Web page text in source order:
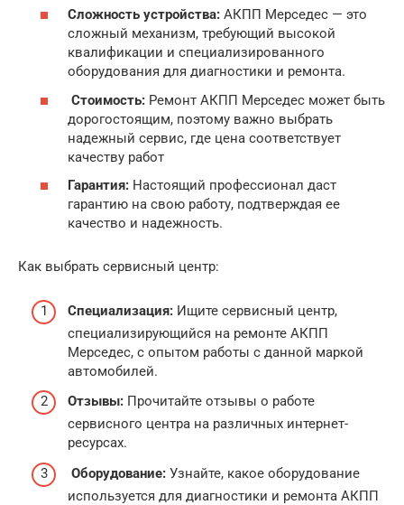
Сложность устройства: АКПП Мерседес — это
сложный механизм, требующий высокой
квалификации и специализированного
оборудования для диагностики и ремонта.
Стоимость: Ремонт АКПП Мерседес может быть
дорогостоящим, поэтому важно выбрать
надежный сервис, где цена соответствует
качеству работ
Гарантия: Настоящий профессионал даст
гарантию на свою работу, подтверждая ее
качество и надежность.
Как выбрать сервисный центр:
Специализация: Ищите сервисный центр,
специализирующийся на ремонте АКПП
Мерседес, с опытом работы с данной маркой
автомобилей.
Отзывы: Прочитайте отзывы о работе
сервисного центра на различных интернет-
ресурсах.
Оборудование: Узнайте, какое оборудование
используется для диагностики и ремонта АКПП